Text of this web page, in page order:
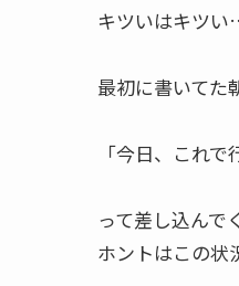
キツいはキツ
最初に書いてた
「今日、これ
って差し込ん
ホントはこの